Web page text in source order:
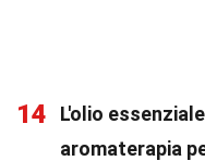
14
L'olio
aromaterapia